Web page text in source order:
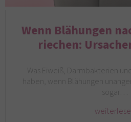
Wenn Blähungen
riechen:
Was Eiweiß, Darmbakterien
haben, wenn Blähungen
sogar…